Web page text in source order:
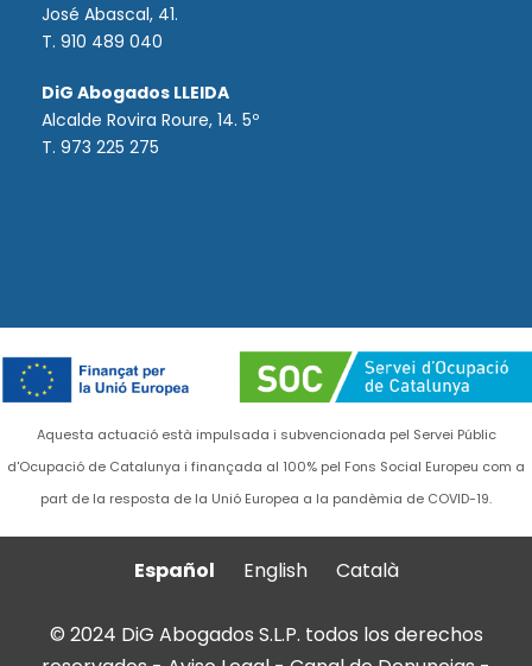
José Abascal, 41.
T. 910 489 040
DiG Abogados LLEIDA
Alcalde Rovira Roure, 14. 5º
T. 973 225 275
Aquesta actuació està impulsada i subvencionada pel Servei Públic
d'Ocupació de Catalunya i finançada al 100% pel Fons Social Europeu com a
part de la resposta de la Unió Europea a la pandèmia de COVID-19.
Español English Català
© 2024 DiG Abogados S.L.P. todos los derechos